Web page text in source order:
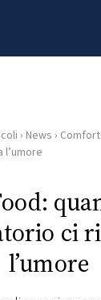
› News ›
ci
l’umore